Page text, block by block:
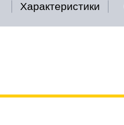
Характеристики